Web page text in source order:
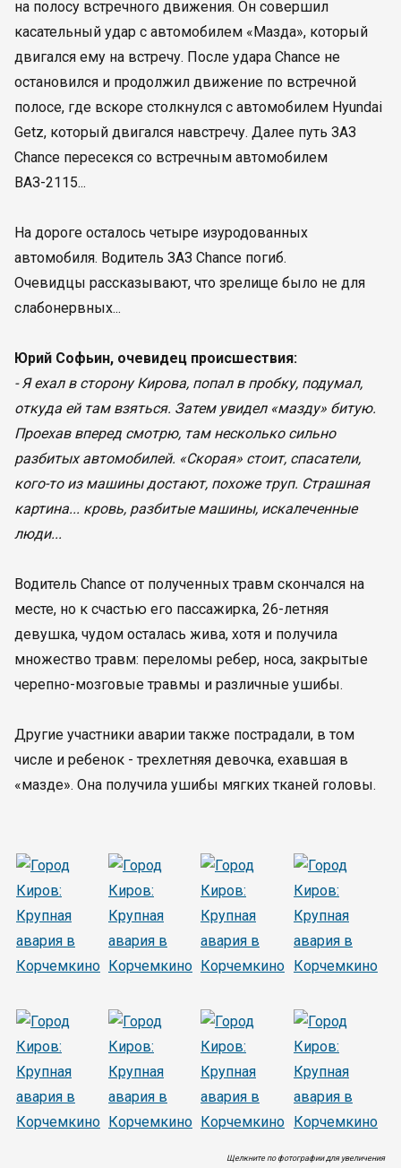
на полосу встречного движения. Он совершил
касательный удар с автомобилем «Мазда», который
двигался ему на встречу. После удара Chance не
остановился и продолжил движение по встречной
полосе, где вскоре столкнулся с автомобилем Hyundai
Getz, который двигался навстречу. Далее путь ЗАЗ
Chance пересекся со встречным автомобилем
ВАЗ-2115...
На дороге осталось четыре изуродованных
автомобиля. Водитель ЗАЗ Chance погиб.
Очевидцы рассказывают, что зрелище было не для
слабонервных...
Юрий Софьин, очевидец происшествия:
- Я ехал в сторону Кирова, попал в пробку, подумал,
откуда ей там взяться. Затем увидел «мазду» битую.
Проехав вперед смотрю, там несколько сильно
разбитых автомобилей. «Скорая» стоит, спасатели,
кого-то из машины достают, похоже труп. Страшная
картина... кровь, разбитые машины, искалеченные
люди...
Водитель Chance от полученных травм скончался на
месте, но к счастью его пассажирка, 26-летняя
девушка, чудом осталась жива, хотя и получила
множество травм: переломы ребер, носа, закрытые
черепно-мозговые травмы и различные ушибы.
Другие участники аварии также пострадали, в том
числе и ребенок - трехлетняя девочка, ехавшая в
«мазде». Она получила ушибы мягких тканей головы.
Щелкните по фотографии для увеличения